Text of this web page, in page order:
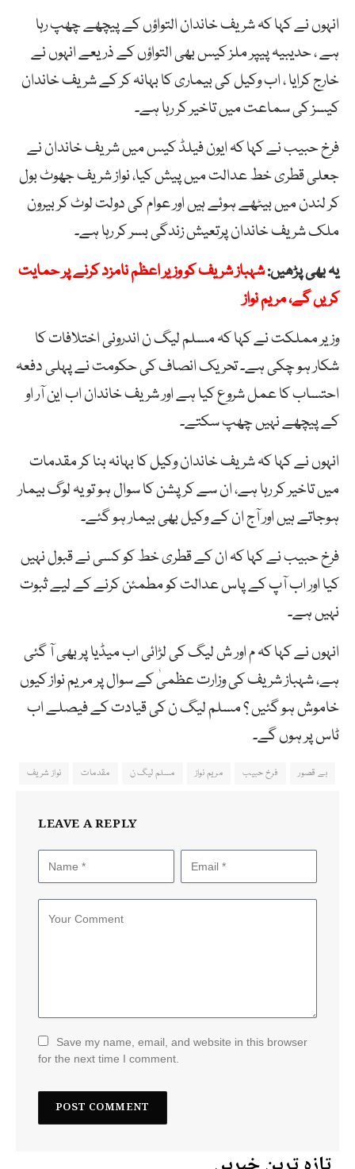
انہوں نے کہا کہ شریف خاندان التواؤں کے پیچھے چھپ رہا
ہے ، حدیبیہ پیپر ملز کیس بھی التواؤں کے ذریعے انہوں نے
خارج کرایا ، اب وکیل کی بیماری کا بہانہ کر کے شریف خاندان
کیسز کی سماعت میں تاخیر کر رہا ہے۔
فرخ حبیب نے کہا کہ ایون فیلڈ کیس میں شریف خاندان نے
جعلی قطری خط عدالت میں پیش کیا، نواز شریف جھوٹ بول
کر لندن میں بیٹھے ہوئے ہیں اور عوام کی دولت لوٹ کر بیرون
ملک شریف خاندان پرتعیش زندگی بسر کر رہا ہے۔
یہ بھی پڑھیں:شہباز شریف کو وزیر اعظم نامزد کرنے پر حمایت
کریں گے، مریم نواز
وزیر مملکت نے کہا کہ مسلم لیگ ن اندرونی اختلافات کا
شکار ہو چکی ہے۔ تحریک انصاف کی حکومت نے پہلی دفعہ
احتساب کا عمل شروع کیا ہے اور شریف خاندان اب این آر او
کے پیچھے نہیں چھپ سکتے۔
انہوں نے کہا کہ شریف خاندان وکیل کا بہانہ بنا کر مقدمات
میں تاخیر کر رہا ہے، ان سے کرپشن کا سوال ہو تو یہ لوگ بیمار
ہوجاتے ہیں اور آج ان کے وکیل بھی بیمار ہو گئے۔
فرخ حبیب نے کہا کہ ان کے قطری خط کو کسی نے قبول نہیں
کیا اور اب آپ کے پاس عدالت کو مطمئن کرنے کے لیے ثبوت
نہیں ہے۔
انہوں نے کہا کہ م اور ش لیگ کی لڑائی اب میڈیا پر بھی آ گئی
ہے، شہباز شریف کی وزارت عظمیٰ کے سوال پر مریم نواز کیوں
خاموش ہو گئیں ؟ مسلم لیگ ن کی قیادت کے فیصلے اب
ٹاس پر ہوں گے۔
بے قصور فرخ حبیب مریم نواز مسلم لیگ ن مقدمات نواز شریف
LEAVE A REPLY
Save my name, email, and website in this browser
for the next time I comment.